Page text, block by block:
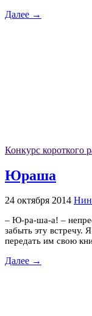
Далее →
Конкурс короткого
Юраша
24 октября 2014
– Ю-ра-ша-а! –
забыть эту встречу.
передать им свою
Далее →